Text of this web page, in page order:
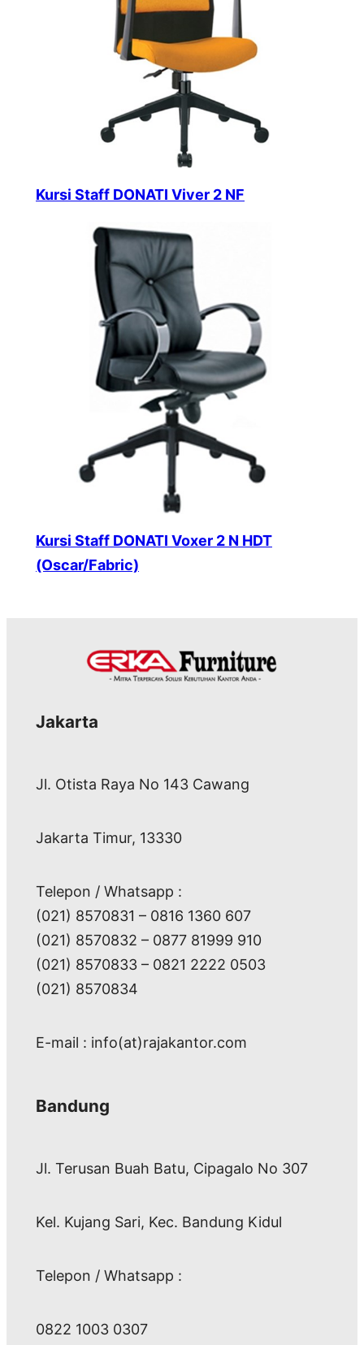
Kursi Staff DONATI Viver 2 NF
Kursi Staff DONATI Voxer 2 N HDT
(Oscar/Fabric)
Jakarta
Jl. Otista Raya No 143 Cawang
Jakarta Timur, 13330
Telepon / Whatsapp :
(021) 8570831 – 0816 1360 607
(021) 8570832 – 0877 81999 910
(021) 8570833 – 0821 2222 0503
(021) 8570834
E-mail : info(at)rajakantor.com
Bandung
Jl. Terusan Buah Batu, Cipagalo No 307
Kel. Kujang Sari, Kec. Bandung Kidul
Telepon / Whatsapp :
0822 1003 0307